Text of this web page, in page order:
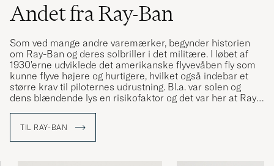
Andet fra Ray-Ban
Som ved mange andre varemærker, begynder historien
om Ray-Ban og deres solbriller i det militære. I løbet af
1930'erne udviklede det amerikanske flyvevåben fly som
kunne flyve højere og hurtigere, hvilket også indebar et
større krav til piloternes udrustning. Bl.a. var solen og
dens blændende lys en risikofaktor og det var her at Ray-
spredte den sig til civilbefolkning. Et legendarisk
varemærke og en klassisk solbrillemodel var født.
TIL RAY-BAN